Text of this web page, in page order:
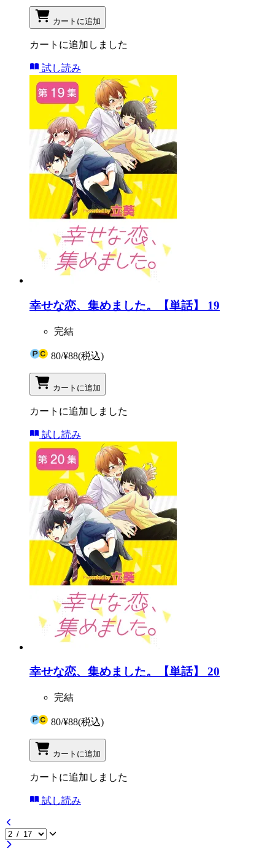
カートに追加
カートに追加しました
試し読み
幸せな恋、集めました。【単話】 19
完結
80/¥88(税込)
カートに追加
カートに追加しました
試し読み
幸せな恋、集めました。【単話】 20
完結
80/¥88(税込)
カートに追加
カートに追加しました
試し読み